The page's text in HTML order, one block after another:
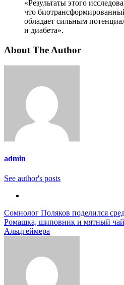
«Результаты этого исследования ясно показывают,
что
обладает сильным
и диабета».
About The Author
admin
See author's posts
Навигация
по
Сомнолог Поляков поделился
Ромашка, шиповник и мятный
Альцгеймера